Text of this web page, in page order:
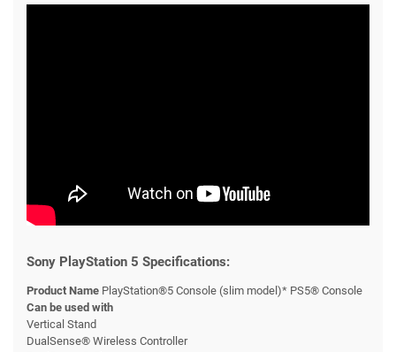
Sony PlayStation 5 Specifications:
Product Name PlayStation®5 Console (slim model)* PS5® Console
Can be used with
Vertical Stand
DualSense® Wireless Controller